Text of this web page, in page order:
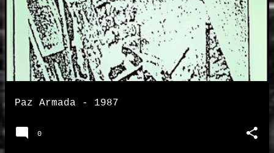
Paz Armada - 1987
0